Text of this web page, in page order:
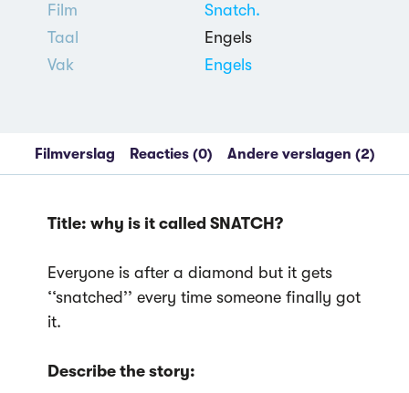
Film
Snatch.
Taal
Engels
Vak
Engels
Filmverslag Reacties (0) Andere verslagen (2)
Title: why is it called SNATCH?
Everyone is after a diamond but it gets
‘‘snatched’’ every time someone finally got
it.
Describe the story: